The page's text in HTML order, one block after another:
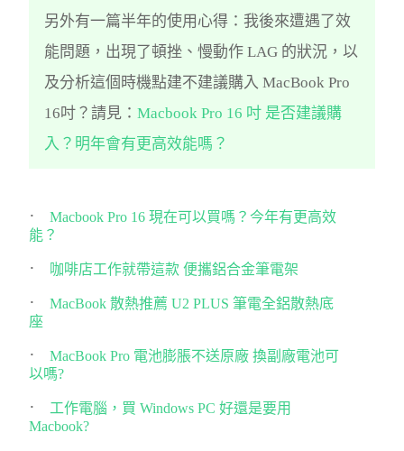
另外有一篇半年的使用心得：我後來遭遇了效
能問題，出現了頓挫、慢動作 LAG 的狀況，以
及分析這個時機點建不建議購入 MacBook Pro
16吋？請見： Macbook Pro 16 吋 是否建議購
入？明年會有更高效能嗎？
Macbook Pro 16 現在可以買嗎？今年有更高效
能？
咖啡店工作就帶這款 便攜鋁合金筆電架
MacBook 散熱推薦 U2 PLUS 筆電全鋁散熱底
座
MacBook Pro 電池膨脹不送原廠 換副廠電池可
以嗎?
工作電腦，買 Windows PC 好還是要用
Macbook?